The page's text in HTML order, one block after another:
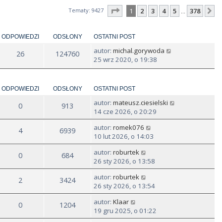
Tematy: 9427 Strona1 z378
1 2 3 4 5 378
ODPOWIEDZI ODSŁONY OSTATNI POST
26 124760 autor: michal.gorywoda
25 wrz 2020, o 19:38
ODPOWIEDZI ODSŁONY OSTATNI POST
0 913 autor: mateusz.ciesielski
14 cze 2026, o 20:29
4 6939 autor: romek076
10 lut 2026, o 14:03
0 684 autor: roburtek
26 sty 2026, o 13:58
2 3424 autor: roburtek
26 sty 2026, o 13:54
0 1204 autor: Klaar
19 gru 2025, o 01:22